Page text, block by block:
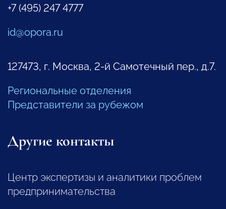
+7 (495) 247 4777
id@opora.ru
127473, г. Москва, 2-й Самотечный пер., д.7.
Региональные отделения
Представители за рубежом
Другие контакты
Центр экспертизы и аналитики проблем
предпринимательства